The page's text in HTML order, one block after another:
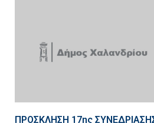
ΠΡΟΣΚΛΗΣΗ 17ης